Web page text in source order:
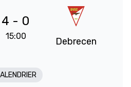
4 - 0
15:00 Debrecen